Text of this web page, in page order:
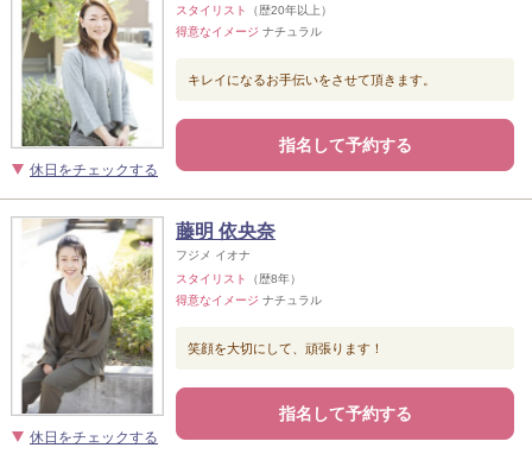
休日をチェックする
スタイリスト
（歴20年以上）
得意なイメージ ナチュラル
キレイになるお手伝いをさせて頂きます。
指名して予約する
休日をチェックする
藤明 依央奈
フジメ イオナ
スタイリスト
（歴8年）
得意なイメージ ナチュラル
笑顔を大切にして、頑張ります！
指名して予約する